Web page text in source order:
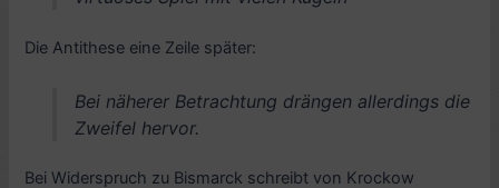
Die Antithese eine Zeile später:
Bei näherer Betrachtung drängen allerdings die
Zweifel hervor.
Bei Widerspruch zu Bismarck schreibt von Krockow